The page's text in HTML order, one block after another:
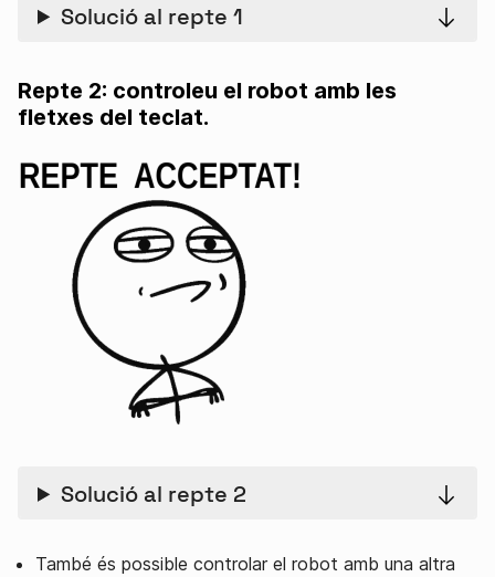
Solució al repte 1
Repte 2: controleu el robot amb les
fletxes del teclat.
Solució al repte 2
També és possible controlar el robot amb una altra